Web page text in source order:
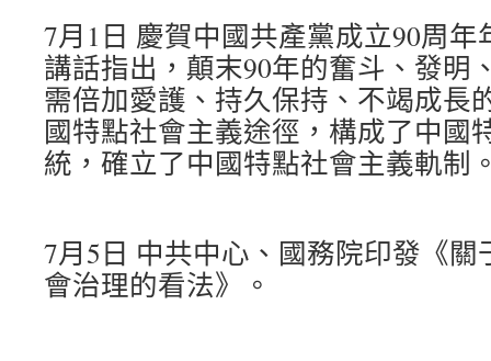
7月1日 慶賀中國共產黨成立90周
講話指出，顛末90年的奮斗、發明
需倍加愛護、持久保持、不竭成長
國特點社會主義途徑，構成了中國
統，確立了中國特點社會主義軌制
7月5日 中共中心、國務院印發《
會治理的看法》。